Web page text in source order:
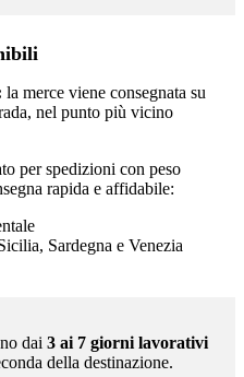
la merce viene consegnata su
nel punto più vicino
per spedizioni con peso
rapida e affidabile:
Sardegna e Venezia
dai 3 ai 7 giorni lavorativi
della destinazione.